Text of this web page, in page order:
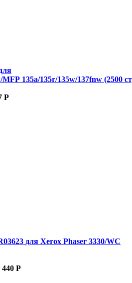
135a/135r/135w/137fnw (2500
Р
для Xerox Phaser 3330/WC
440 Р